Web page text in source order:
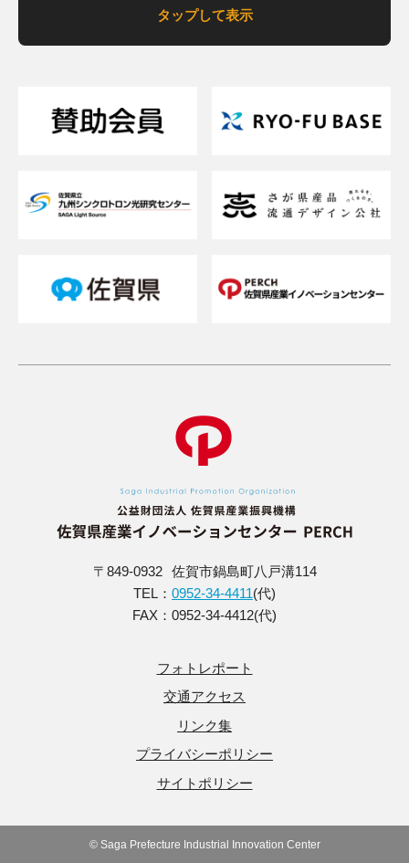
タップして表示
支援内容を詳しく知りたい
貸研修室（貸会議室）を借りたい
〒849-0932
佐賀市鍋島町八戸溝114
TEL： 0952-34-4411(代)
FAX：0952-34-4412(代)
フォトレポート
交通アクセス
リンク集
プライバシーポリシー
サイトポリシー
© Saga Prefecture Industrial Innovation Center